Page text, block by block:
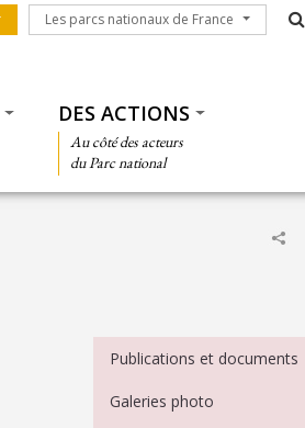
Les parcs nationaux de France
Les parcs nationaux de France
DES ACTIONS
Au côté des acteurs
du Parc national
Menu
Publications et documents
Galeries photo